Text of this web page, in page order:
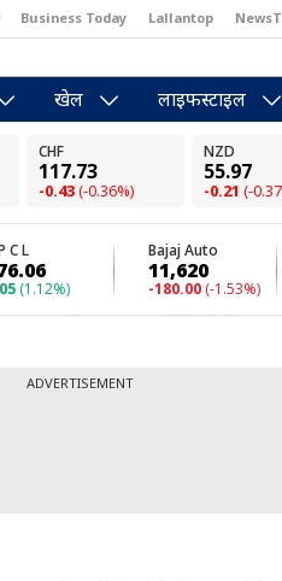
Business Today Lallantop
खेल लाइफस्टाइल
ADVERTISEMENT